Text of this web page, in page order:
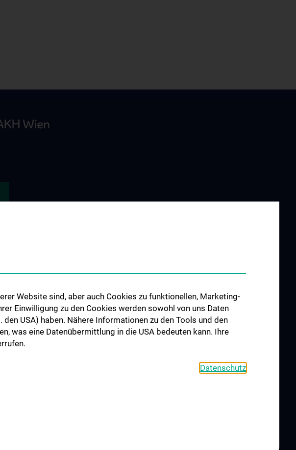
Website sind, aber auch Cookies zu funktionellen, Marketing-
Einwilligung zu den Cookies werden sowohl von uns Daten
USA) haben. Nähere Informationen zu den Tools und den
was eine Datenübermittlung in die USA bedeuten kann. Ihre
Datenschutz